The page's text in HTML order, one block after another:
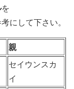
を
にして下さい。
親
セイウンスカ
イ